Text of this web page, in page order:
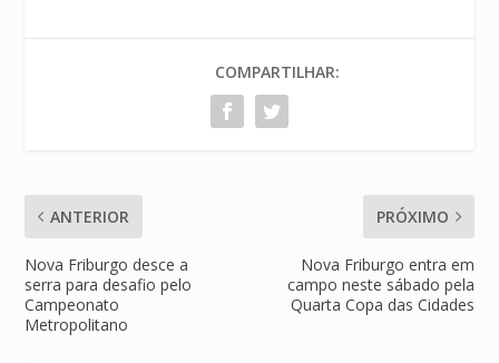
COMPARTILHAR:
ANTERIOR
Nova Friburgo desce a
serra para desafio pelo
Campeonato
Metropolitano
PRÓXIMO
Nova Friburgo entra em
campo neste sábado pela
Quarta Copa das Cidades